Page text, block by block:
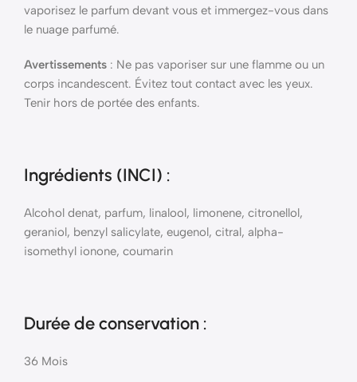
vaporisez le parfum devant vous et immergez-vous dans
le nuage parfumé.
Avertissements : Ne pas vaporiser sur une flamme ou un
corps incandescent. Évitez tout contact avec les yeux.
Tenir hors de portée des enfants.
Ingrédients (INCI) :
Alcohol denat, parfum, linalool, limonene, citronellol,
geraniol, benzyl salicylate, eugenol, citral, alpha-
isomethyl ionone, coumarin
Durée de conservation :
36 Mois